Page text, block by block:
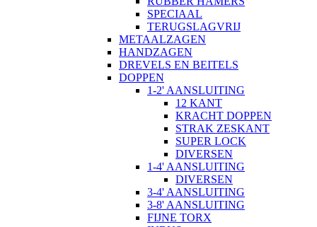
SPECIAAL
TERUGSLAGVRIJ
METAALZAGEN
HANDZAGEN
DREVELS EN BEITELS
DOPPEN
1-2' AANSLUITING
12 KANT
KRACHT DOPPEN
STRAK ZESKANT
SUPER LOCK
DIVERSEN
1-4' AANSLUITING
DIVERSEN
3-4' AANSLUITING
3-8' AANSLUITING
FIJNE TORX